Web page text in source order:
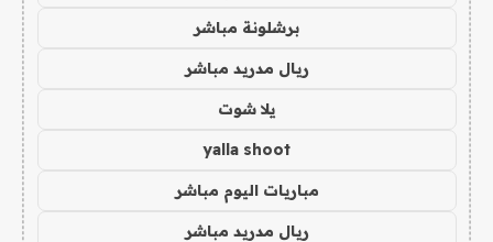
برشلونة مباشر
ريال مدريد مباشر
يلا شوت
yalla shoot
مباريات اليوم مباشر
ريال مدريد مباشر